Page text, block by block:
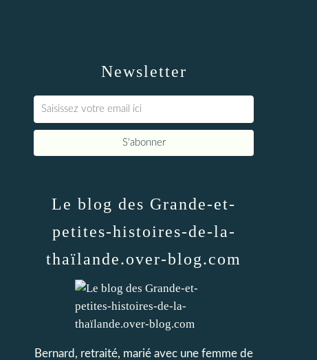
Newsletter
Le blog des Grande-et-
petites-histoires-de-la-
thaïlande.over-blog.com
Bernard, retraité, marié avec une femme de